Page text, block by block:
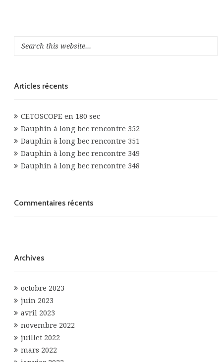
Articles récents
CETOSCOPE en 180 sec
Dauphin à long bec rencontre 352
Dauphin à long bec rencontre 351
Dauphin à long bec rencontre 349
Dauphin à long bec rencontre 348
Commentaires récents
Archives
octobre 2023
juin 2023
avril 2023
novembre 2022
juillet 2022
mars 2022